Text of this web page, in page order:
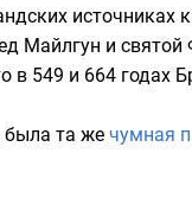
источниках
Майлгун и святой
549 и 664 годах
была та же чумная